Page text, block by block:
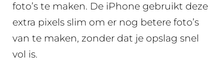
foto’s te maken. De iPhone gebruikt deze
extra pixels slim om er nog betere foto’s
van te maken, zonder dat je opslag snel
vol is.